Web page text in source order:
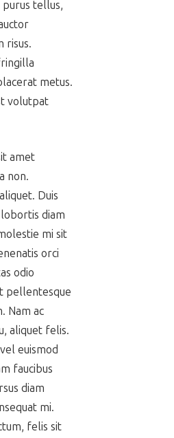
tellus,
risus.
metus.
volutpat
amet
non.
Duis
diam
mi sit
orci
odio
pellentesque
Nam ac
aliquet felis.
euismod
faucibus
diam
mi.
felis sit